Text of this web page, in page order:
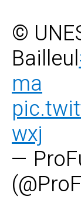
©
Bailleul
ma
wxj
—